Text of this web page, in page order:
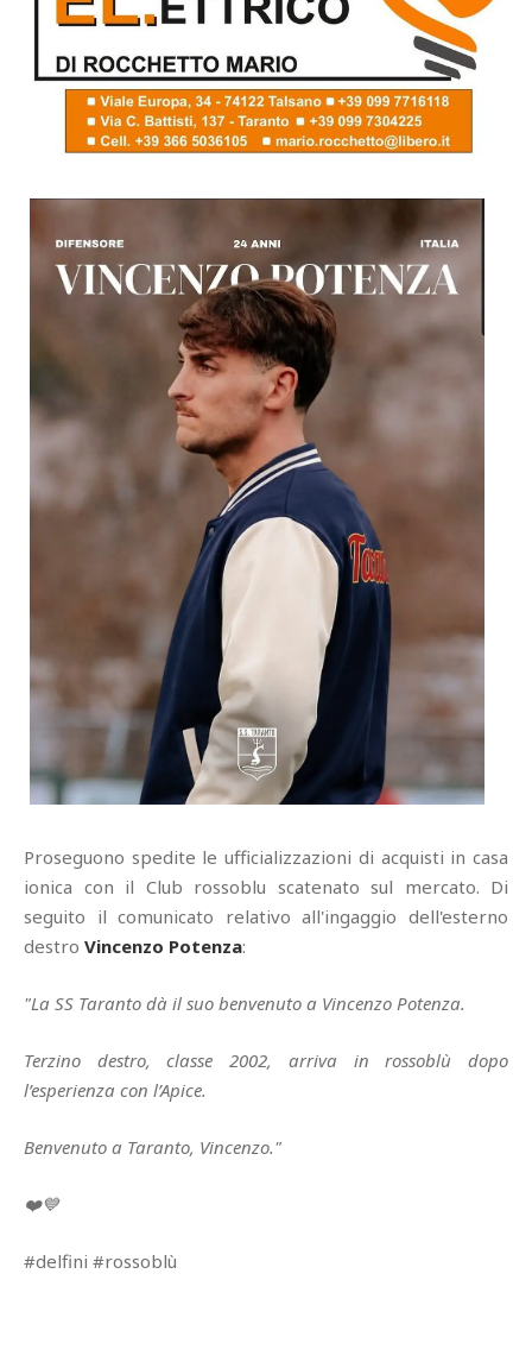
Proseguono spedite le ufficializzazioni di acquisti in casa
ionica con il Club rossoblu scatenato sul mercato. Di
seguito il comunicato relativo all'ingaggio dell'esterno
destro Vincenzo Potenza:
"La SS Taranto dà il suo benvenuto a Vincenzo Potenza.
Terzino destro, classe 2002, arriva in rossoblù dopo
l’esperienza con l’Apice.
Benvenuto a Taranto, Vincenzo."
❤️💙
#delfini #rossoblù